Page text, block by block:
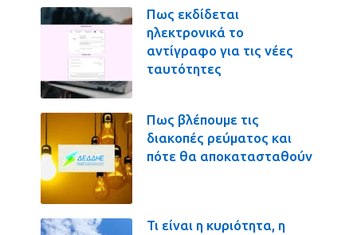
Πως εκδίδεται
ηλεκτρονικά το
αντίγραφο για τις νέες
ταυτότητες
Πως βλέπουμε τις
διακοπές ρεύματος και
πότε θα αποκατασταθούν
Τι είναι η κυριότητα, η